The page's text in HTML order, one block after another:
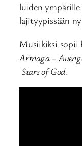
luiden
lajityypissään
Musiikiksi sopii
Armaga –
Stars of God.